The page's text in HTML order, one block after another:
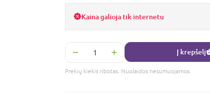
Kaina galioja tik internetu
Į krepšelį
Prekių kiekis ribotas. Nuolaidos nesumuojamos.